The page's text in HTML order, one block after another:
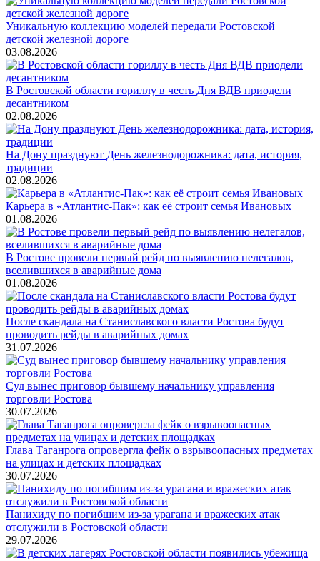
Уникальную коллекцию моделей передали Ростовской
детской железной дороге
03.08.2026
В Ростовской области гориллу в честь Дня ВДВ приодели
десантником
02.08.2026
На Дону празднуют День железнодорожника: дата, история,
традиции
02.08.2026
Карьера в «Атлантис-Пак»: как её строит семья Ивановых
01.08.2026
В Ростове провели первый рейд по выявлению нелегалов,
вселившихся в аварийные дома
01.08.2026
После скандала на Станиславского власти Ростова будут
проводить рейды в аварийных домах
31.07.2026
Суд вынес приговор бывшему начальнику управления
торговли Ростова
30.07.2026
Глава Таганрога опровергла фейк о взрывоопасных предметах
на улицах и детских площадках
30.07.2026
Панихиду по погибшим из-за урагана и вражеских атак
отслужили в Ростовской области
29.07.2026